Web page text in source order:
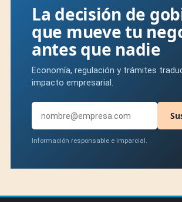
La decisión de
que mueve tu
antes que nadie
Economía, regulación y trámites
impacto empresarial.
Información responsable e imparcial.